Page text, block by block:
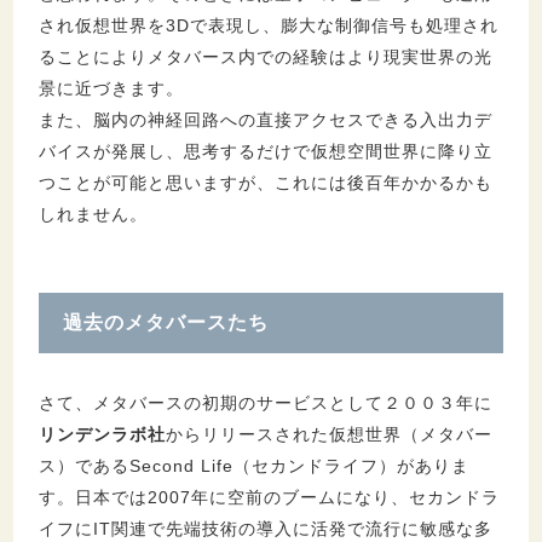
され仮想世界を3Dで表現し、膨大な制御信号も処理され
ることによりメタバース内での経験はより現実世界の光
景に近づきます。
また、脳内の神経回路への直接アクセスできる入出力デ
バイスが発展し、思考するだけで仮想空間世界に降り立
つことが可能と思いますが、これには後百年かかるかも
しれません。
過去のメタバースたち
さて、メタバースの初期のサービスとして２００３年に
リンデンラボ社からリリースされた仮想世界（メタバー
ス）であるSecond Life（セカンドライフ）がありま
す。日本では2007年に空前のブームになり、セカンドラ
イフにIT関連で先端技術の導入に活発で流行に敏感な多